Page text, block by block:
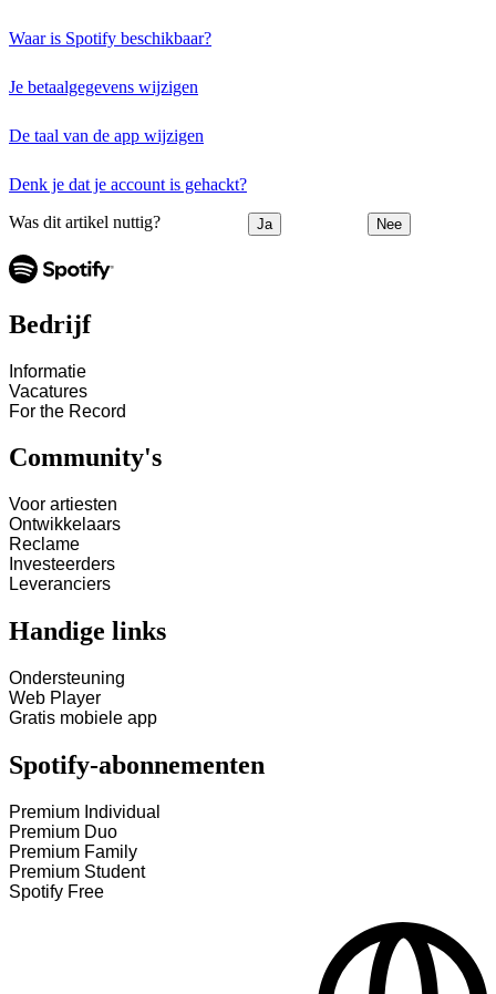
Waar is Spotify beschikbaar?
Je betaalgegevens wijzigen
De taal van de app wijzigen
Denk je dat je account is gehackt?
Was dit artikel nuttig? Ja Nee
Bedrijf
Informatie
Vacatures
For the Record
Community's
Voor artiesten
Ontwikkelaars
Reclame
Investeerders
Leveranciers
Handige links
Ondersteuning
Web Player
Gratis mobiele app
Spotify-abonnementen
Premium Individual
Premium Duo
Premium Family
Premium Student
Spotify Free